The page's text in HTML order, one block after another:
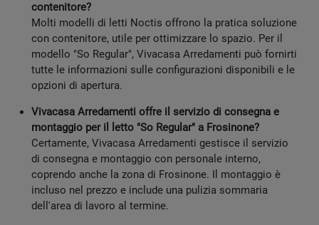
contenitore?
Molti modelli di letti Noctis offrono la pratica soluzione
con contenitore, utile per ottimizzare lo spazio. Per il
modello "So Regular", Vivacasa Arredamenti può fornirti
tutte le informazioni sulle configurazioni disponibili e le
opzioni di apertura.
Vivacasa Arredamenti offre il servizio di consegna e
montaggio per il letto "So Regular" a Frosinone?
Certamente, Vivacasa Arredamenti gestisce il servizio
di consegna e montaggio con personale interno,
coprendo anche la zona di Frosinone. Il montaggio è
incluso nel prezzo e include una pulizia sommaria
dell'area di lavoro al termine.